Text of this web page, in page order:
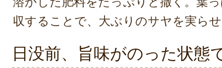
収することで、大ぶりのサヤを実ら
日没前、旨味がのった状態